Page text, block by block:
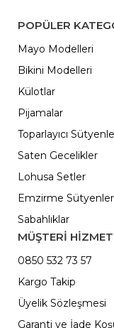
POPÜLER
Mayo Modelleri
Bikini Modelleri
Külotlar
Pijamalar
Toparlayıcı
Saten Gecelikler
Lohusa Setler
Emzirme
Sabahlıklar
MÜŞTERİ
0850 532 73 57
Kargo Takip
Üyelik Sözleşmesi
Garanti ve İade